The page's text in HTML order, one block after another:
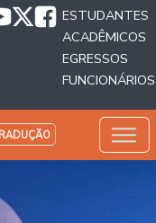
ESTUDANTES
ACADÊMICOS
EGRESSOS
FUNCIONÁRIOS